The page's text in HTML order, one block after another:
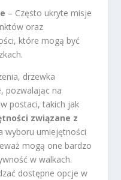
– Często ukryte misje
oraz
które mogą być
drzewka
pozwalając na
postaci, takich jak
związane z
wyboru umiejętności
mogą one bardzo
w walkach.
dostępne opcje w